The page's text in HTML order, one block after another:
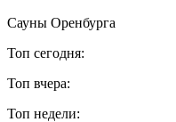
Сауны Оренбурга
Топ сегодня:
Топ вчера:
Топ недели: